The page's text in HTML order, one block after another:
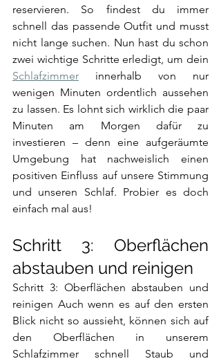
reservieren. So findest du immer
schnell das passende Outfit und musst
nicht lange suchen. Nun hast du schon
Schlafzimmer innerhalb von nur
wenigen Minuten ordentlich aussehen
zu lassen. Es lohnt sich wirklich die paar
Minuten am Morgen dafür zu
investieren – denn eine aufgeräumte
Umgebung hat nachweislich einen
positiven Einfluss auf unsere Stimmung
und unseren Schlaf. Probier es doch
einfach mal aus!
Schritt 3: Oberflächen
abstauben und reinigen
Schritt 3: Oberflächen abstauben und
reinigen Auch wenn es auf den ersten
Blick nicht so aussieht, können sich auf
den Oberflächen in unserem
Schlafzimmer schnell Staub und